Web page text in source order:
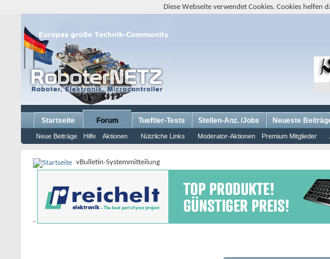
Startseite Forum
Neue Beiträge Hilfe Aktionen Nützliche Links Moderator-Aktionen Premium Mitglieder
Tueftler-Tests Stellen-Anz. /Jobs Neueste
vBulletin-Systemmitteilung
-
Diese Webseite verwendet Cookies. Cookies helfen